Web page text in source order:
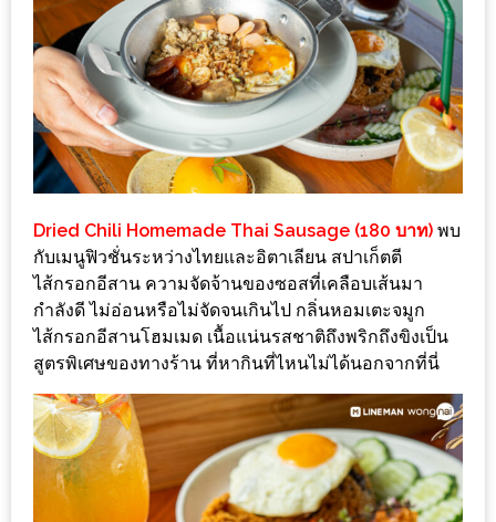
เต็ม
กับ
แผนที่
ร้าน
หมู
กระทะ
เชียงใหม่
งบ
ไม่
บาน
ปลาย
อิ่ม
ชิ
ลล์
Dried Chili Homemade Thai Sausage (180 บาท) พบ
กับเมนูฟิวชั่นระหว่างไทยและอิตาเลียน สปาเก็ตตี
ไส้กรอกอีสาน ความจัดจ้านของซอสที่เคลือบเส้นมา
กำลังดี ไม่อ่อนหรือไม่จัดจนเกินไป กลิ่นหอมเตะจมูก
ไส้กรอกอีสานโฮมเมด เนื้อแน่นรสชาติถึงพริกถึงขิงเป็น
สูตรพิเศษของทางร้าน ที่หากินที่ไหนไม่ได้นอกจากที่นี่